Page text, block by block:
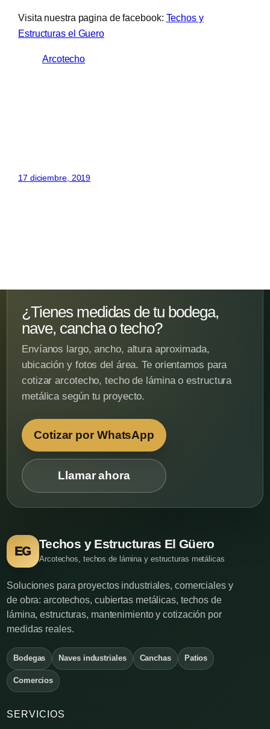
Visita nuestra pagina de facebook: Techos y
Estructuras el Guero
Arcotecho
17 diciembre, 2019
¿Tienes medidas de tu bodega,
nave, cancha o techo?
Envíanos largo, ancho, altura aproximada,
ubicación y fotos del área. Te orientamos para
cotizar arcotecho, techo de lámina o estructura
metálica según tu proyecto.
Cotizar por WhatsApp
Llamar ahora
EG
Techos y Estructuras El Güero
Arcotechos, techos de lámina y estructuras metálicas
Soluciones para proyectos industriales, comerciales y
de obra: arcotechos, cubiertas metálicas, techos de
lámina, estructuras, mantenimiento y cotización por
medidas reales.
Bodegas Naves industriales Canchas Patios
Comercios
SERVICIOS